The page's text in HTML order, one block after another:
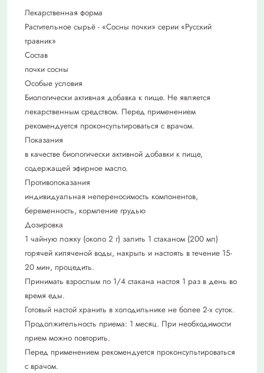
Лекарственная форма
Растительное сырьё - «Сосны почки» серии «Русский
травник»
Состав
почки сосны
Особые условия
Биологически активная добавка к пище. Не является
лекарственным средством. Перед применением
рекомендуется проконсультироваться с врачом.
Показания
в качестве биологически активной добавки к пище,
содержащей эфирное масло.
Противопоказания
индивидуальная непереносимость компонентов,
беременность, кормление грудью
Дозировка
1 чайную ложку (около 2 г) залить 1 стаканом (200 мл)
горячей кипяченой воды, накрыть и настоять в течение 15-
20 мин, процедить.
Принимать взрослым по 1/4 стакана настоя 1 раз в день во
время еды.
Готовый настой хранить в холодильнике не более 2-х суток.
Продолжительность приема: 1 месяц. При необходимости
прием можно повторить.
Перед применением рекомендуется проконсультироваться
с врачом.